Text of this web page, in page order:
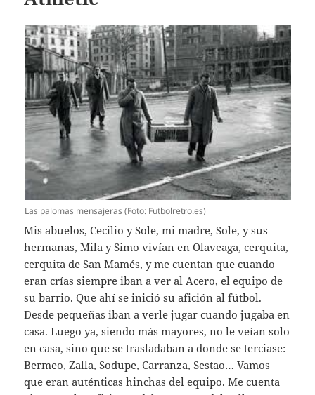
Las palomas mensajeras (Foto: Futbolretro.es)
Mis abuelos, Cecilio y Sole, mi madre, Sole, y sus
hermanas, Mila y Simo vivían en Olaveaga, cerquita,
cerquita de San Mamés, y me cuentan que cuando
eran crías siempre iban a ver al Acero, el equipo de
su barrio. Que ahí se inició su afición al fútbol.
Desde pequeñas iban a verle jugar cuando jugaba en
casa. Luego ya, siendo más mayores, no le veían solo
en casa, sino que se trasladaban a donde se terciase:
Bermeo, Zalla, Sodupe, Carranza, Sestao… Vamos
que eran auténticas hinchas del equipo. Me cuenta